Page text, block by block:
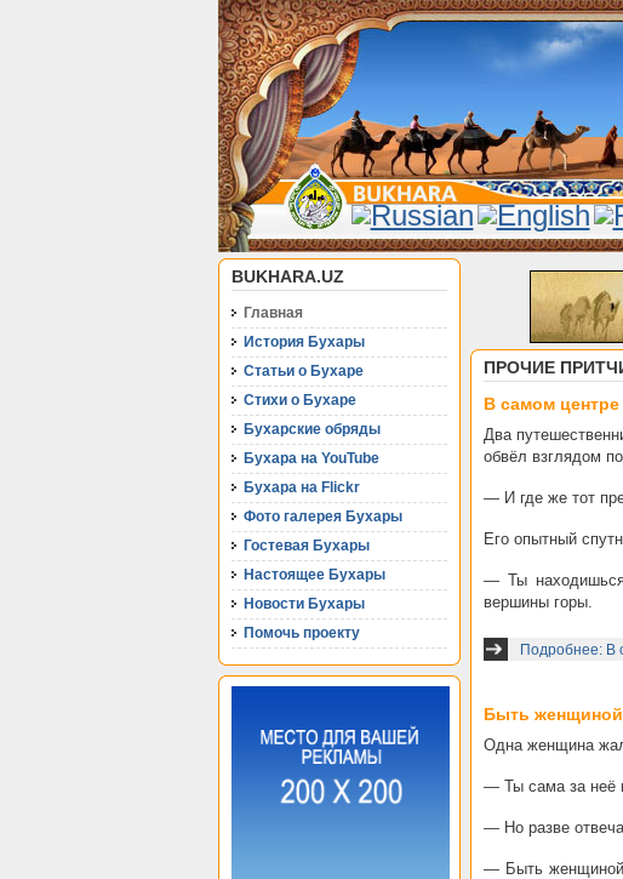
BUKHARA.UZ
Главная
История Бухары
Статьи о Бухаре
Стихи о Бухаре
Бухарские обряды
Бухара на YouTube
Бухара на Flickr
Фото галерея Бухары
Гостевая Бухары
Настоящее Бухары
Новости Бухары
Помочь проекту
ПРОЧИЕ
В самом
Два
обвёл взглядом
— И где же тот
Его опытный
— Ты
вершины горы.
Подробнее: В
Быть женщиной
Одна женщина
— Ты сама за неё
— Но разве
— Быть женщиной